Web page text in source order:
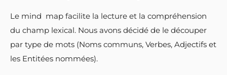
Le mind map facilite la lecture et la compréhension
du champ lexical. Nous avons décidé de le découper
par type de mots (Noms communs, Verbes, Adjectifs et
les Entitées nommées).